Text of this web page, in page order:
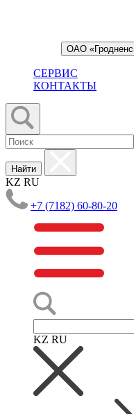
ОАО
СЕРВИС
КОНТАКТЫ
Найти
KZ RU
+7 (7182) 60-80-20
KZ RU